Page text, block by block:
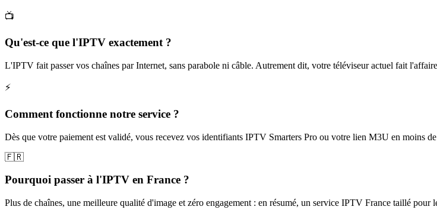
📺
Qu'est-ce que l'IPTV exactement ?
L'IPTV fait passer vos chaînes par Internet, sans parabole ni câble. Autrement dit, votre téléviseur actuel fait
⚡
Comment fonctionne notre service ?
Dès que votre paiement est validé, vous recevez vos identifiants IPTV Smarters Pro ou votre lien M3U en moins
🇫🇷
Pourquoi passer à l'IPTV en France ?
Plus de chaînes, une meilleure qualité d'image et zéro engagement : en résumé, un service IPTV France taillé